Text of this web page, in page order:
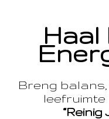
Haal
Breng